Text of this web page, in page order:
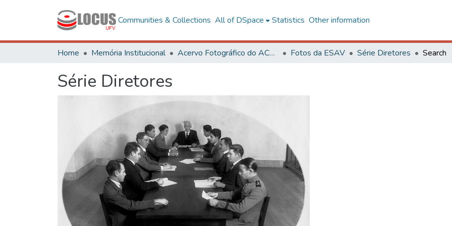
Communities & Collections All of DSpace Statistics Other information
Home Memória Institucional Acervo Fotográfico do ACH-UFV Fotos da ESAV Série Diretores Search
Série Diretores